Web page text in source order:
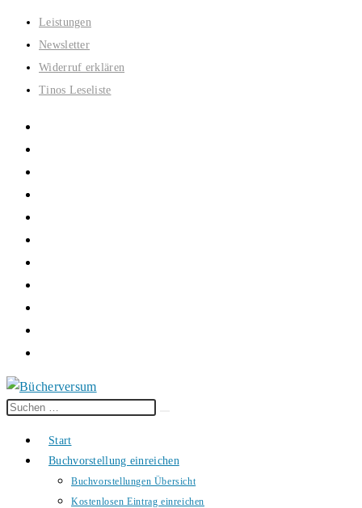
Zum
Inhalt
springen
Leistungen
Newsletter
Widerruf erklären
Tinos Leseliste
Diese
durchsuchen
Start
Buchvorstellung einreichen
Buchvorstellungen Übersicht
Kostenlosen Eintrag einreichen